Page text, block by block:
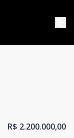
R$ 2.200.000,00